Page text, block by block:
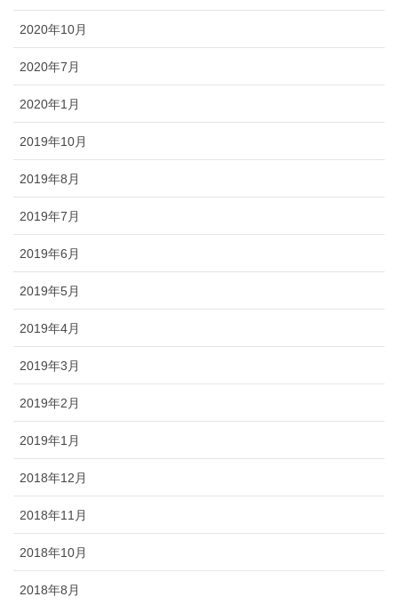
2020年10月
2020年7月
2020年1月
2019年10月
2019年8月
2019年7月
2019年6月
2019年5月
2019年4月
2019年3月
2019年2月
2019年1月
2018年12月
2018年11月
2018年10月
2018年8月